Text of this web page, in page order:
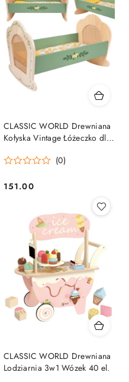
CLASSIC WORLD Drewniana
Kołyska Vintage Łóżeczko dla
(0)
Cena:
151.00
CLASSIC WORLD Drewniana
Lodziarnia 3w1 Wózek 40 el.